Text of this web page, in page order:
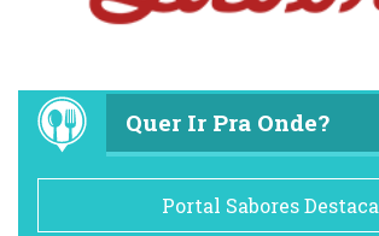
Quer Ir Pra Onde?
Portal Sabores Destaca